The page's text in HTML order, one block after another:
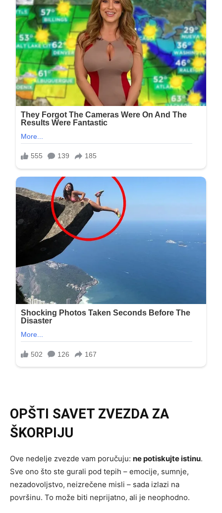
OPŠTI SAVET ZVEZDA ZA
ŠKORPIJU
Ove nedelje zvezde vam poručuju: ne potiskujte istinu.
Sve ono što ste gurali pod tepih – emocije, sumnje,
nezadovoljstvo, neizrečene misli – sada izlazi na
površinu. To može biti neprijatno, ali je neophodno.